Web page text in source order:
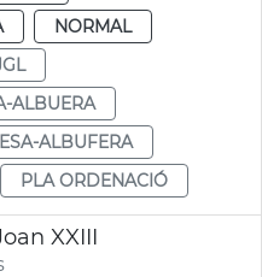
NORMAL
ALBUERA
ALBUFERA
PLA ORDENACIÓ
XXIII